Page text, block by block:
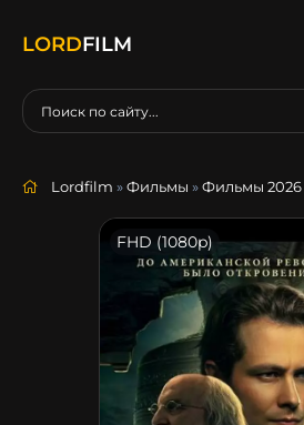
LORDFILM
Lordfilm »Фильмы »Фильмы 2026
FHD (1080p)